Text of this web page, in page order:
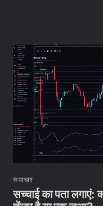
समाचार
सच्चाई का पता